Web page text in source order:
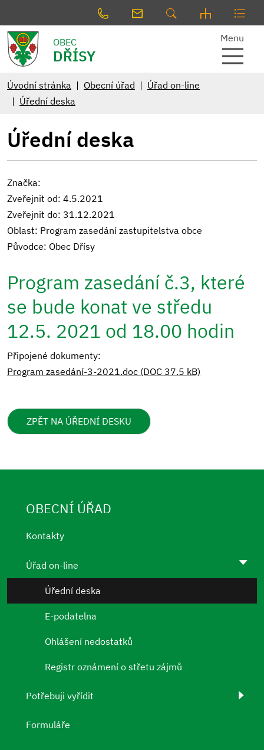
OBEC
DŘÍSY
Menu
Úvodní stránka Obecní úřad
Úřad on-line
Úřední deska
Úřední deska
Značka:
Zveřejnit od: 4.5.2021
Zveřejnit do: 31.12.2021
Oblast: Program zasedání zastupitelstva obce
Původce: Obec Dřísy
Program zasedání č.3, které
se bude konat ve středu
12.5. 2021 od 18.00 hodin
Připojené dokumenty:
Program zasedání-3-2021.doc (DOC 37.5 kB)
ZPĚT NA ÚŘEDNÍ DESKU
OBECNÍ ÚŘAD
Kontakty
Úřad on-line
Úřední deska
E-podatelna
Ohlášení nedostatků
Registr oznámení o střetu zájmů
Potřebuji vyřídit
Formuláře